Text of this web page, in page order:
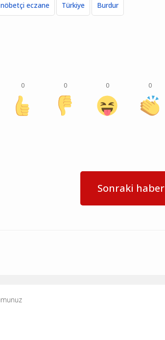
nöbetçi eczane Türkiye Burdur
0 0 0 0
Sonraki haber